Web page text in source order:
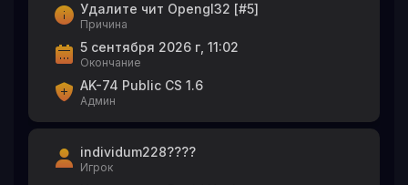
Удалите чит Opengl32 [#5]
Причина
5 сентября 2026 г, 11:02
Окончание
AK-74 Public CS 1.6
Админ
individum228????
Игрок